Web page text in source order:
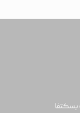
بسکتفا